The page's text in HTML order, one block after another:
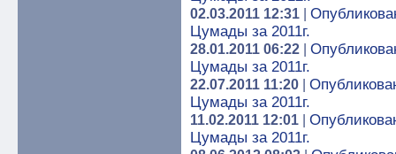
02.03.2011 12:31
Цумады за 2011г.
28.01.2011 06:22
Цумады за 2011г.
22.07.2011 11:20
Цумады за 2011г.
11.02.2011 12:01
Цумады за 2011г.